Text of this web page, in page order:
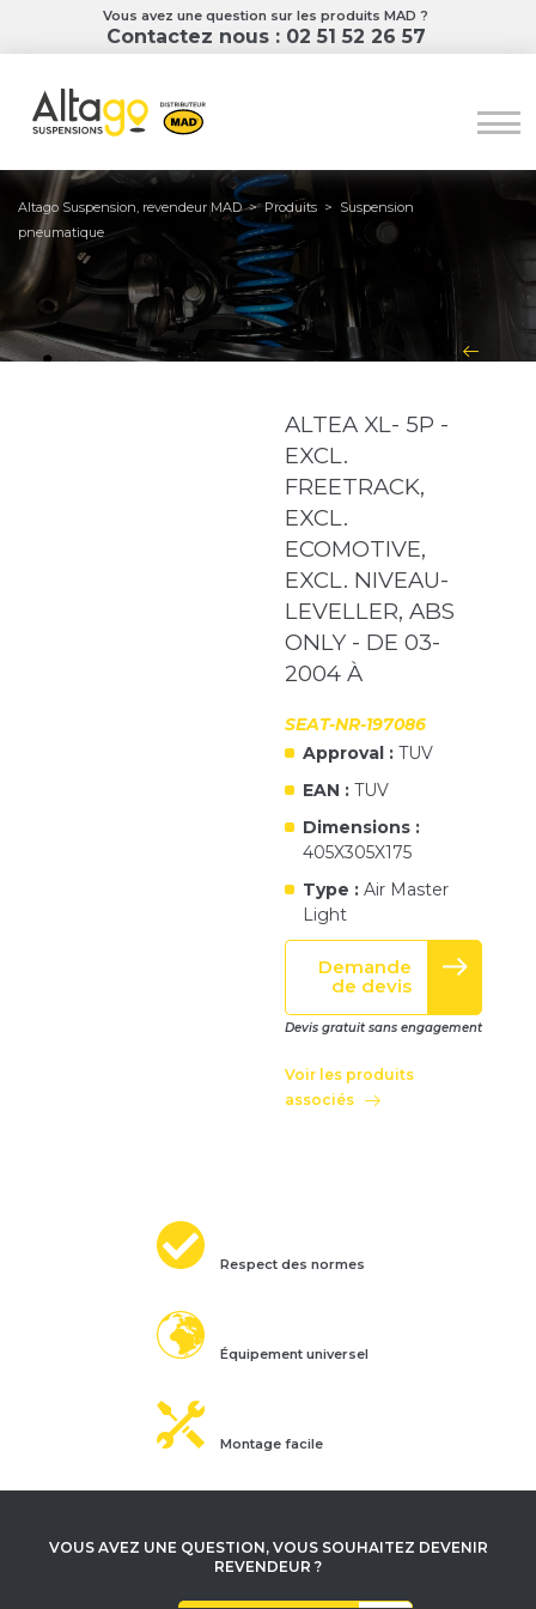
Vous avez une question sur les produits MAD ?
Contactez nous : 02 51 52 26 57
Altago Suspension, revendeur MAD> Produits > Suspension
pneumatique
ALTEA XL- 5P -
EXCL.
FREETRACK,
EXCL.
ECOMOTIVE,
EXCL. NIVEAU-
LEVELLER, ABS
ONLY - DE 03-
2004 À
SEAT-NR-197086
Approval :TUV
EAN :TUV
Dimensions :
405X305X175
Type :Air Master
Light
Demande
de devis
Devis gratuit sans engagement
Voir les produits
associés
Respect des normes
Équipement universel
Montage facile
VOUS AVEZ UNE QUESTION, VOUS SOUHAITEZ DEVENIR
REVENDEUR ?